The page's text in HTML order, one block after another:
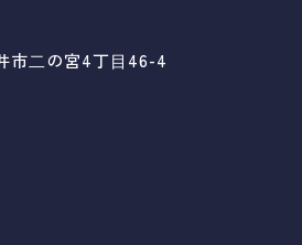
市⼆の宮4丁⽬46-4